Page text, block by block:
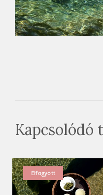
Kapcsolódó
Elfogyott